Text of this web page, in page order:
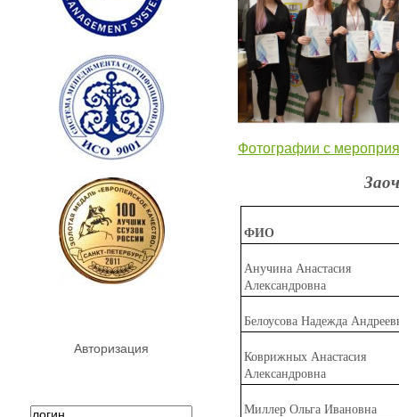
Авторизация
Фотографии с
ФИО
Анучина Анастасия
Александровна
Белоусова Надежда
Коврижных Анастасия
Александровна
Миллер Ольга Ивановна